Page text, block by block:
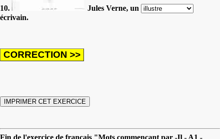
10.
Jules Verne, un
écrivain.
Fin de l'exercice de français "Mots commençant par -Il - A1 -